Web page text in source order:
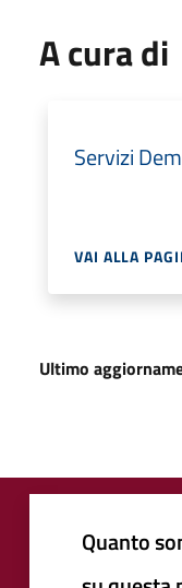
A cura di
Servizi
VAI ALLA
Ultimo
Quanto